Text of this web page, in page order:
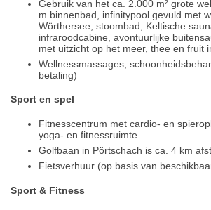
Gebruik van het ca. 2.000 m² grote
m binnenbad, infinitypool gevuld met
Wörthersee, stoombad, Keltische
infraroodcabine, avontuurlijke
met uitzicht op het meer, thee en fruit
Wellnessmassages,
betaling)
Sport en spel
Fitnesscentrum met cardio- en
yoga- en fitnessruimte
Golfbaan in Pörtschach is ca. 4 km
Fietsverhuur (op basis van
Sport & Fitness